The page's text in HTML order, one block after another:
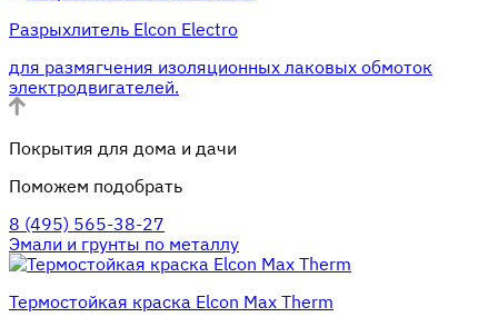
Разрыхлитель Elcon Electro
для размягчения изоляционных лаковых обмоток
электродвигателей.
Покрытия для дома и дачи
Поможем подобрать
8 (495) 565-38-27
Эмали и грунты по металлу
Термостойкая краска Elcon Max Therm